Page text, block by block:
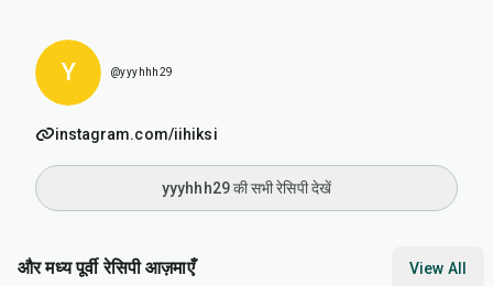
Y @yyyhhh29
instagram.com/iihiksi
yyyhhh29 की सभी रेसिपी देखें
और मध्य पूर्वी रेसिपी आज़माएँ View All
1 min